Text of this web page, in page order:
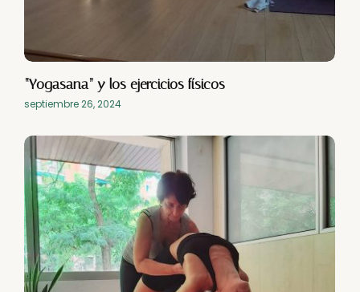
“Yogasana” y los ejercicios físicos
septiembre 26, 2024